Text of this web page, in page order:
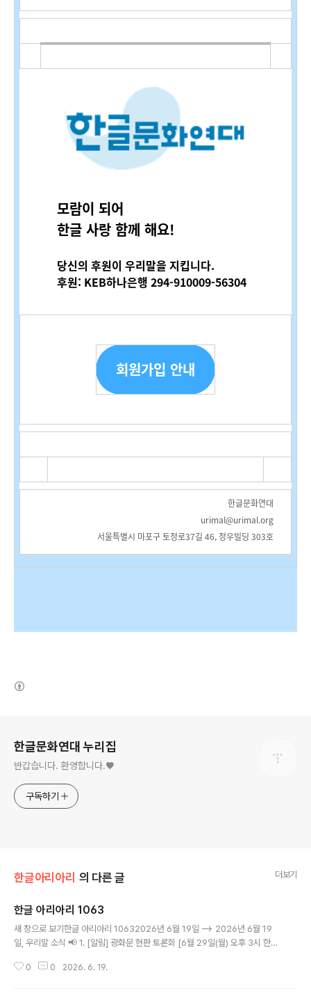
모람이 되어
한글 사랑 함께 해요!
당신의 후원이 우리말을 지킵니다.
후원: KEB하나은행 294-910009-56304
회원가입 안내
한글문화연대
urimal@urimal.org
서울특별시 마포구 토정로37길 46, 정우빌딩 303호
한글문화연대 누리집
반갑습니다. 환영합니다.♥
구독하기
한글아리아리 의 다른 글 더보기
한글 아리아리 1063
새 창으로 보기한글 아리아리 10632026년 6월 19일 --> 2026년 6월 19
일, 우리말 소식 📢 1. [알림] 광화문 현판 토론회 [6월 29일(월) 오후 3시 한글
13기] ‘세종대왕 나신 날’인 5월 15일 - 기자단 오예은5. [알림] 제4회 쉬운 우
0 0 2026. 6. 19.